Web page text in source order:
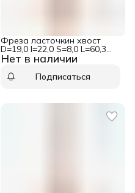
Нет в наличии
Фреза ласточкин хвост
D=19,0 I=22,0 S=8,0 L=60,3
CMT 918.190.11
Подписаться